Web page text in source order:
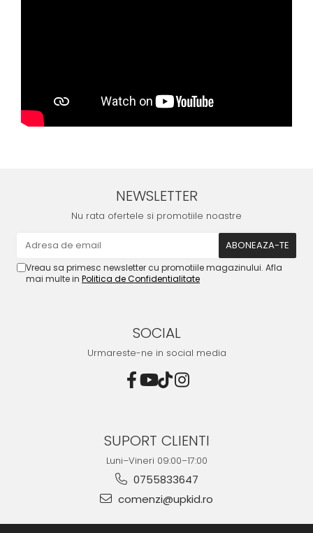
NEWSLETTER
Nu rata ofertele si promotiile noastre
Vreau sa primesc newsletter cu promotiile magazinului. Afla
mai multe in Politica de Confidentialitate
SOCIAL
Urmareste-ne in social media
SUPORT CLIENTI
Luni–Vineri 09:00–17:00
0755833647
comenzi@upkid.ro